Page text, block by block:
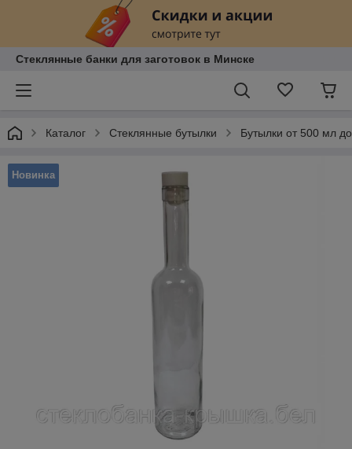
Стеклянные банки для заготовок в Минске
Каталог Стеклянные бутылки Бутылки от 500 мл
Новинка